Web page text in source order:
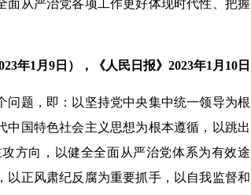
从严治党各项工作更好体现时代性、把握
年1月9日），《人民日报》2023年1月10日
题，即：以坚持党中央集中统一领导为根
国特色社会主义思想为根本遵循，以跳出
方向，以健全全面从严治党体系为有效途
正风肃纪反腐为重要抓手，以自我监督和